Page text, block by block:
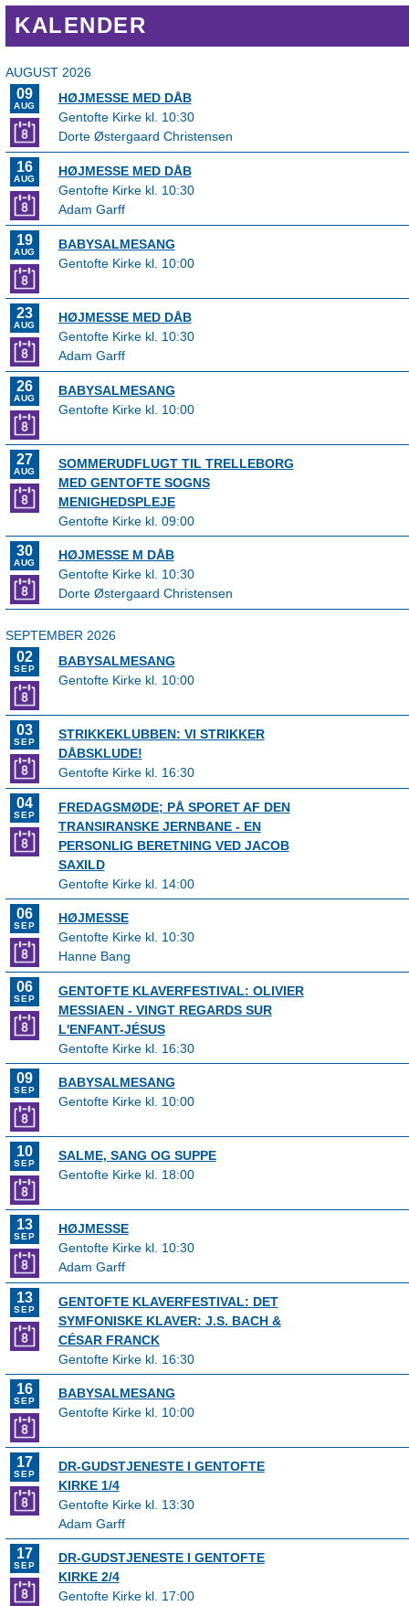
KALENDER
AUGUST 2026
09
AUG
HØJMESSE MED DÅB
Gentofte Kirke kl. 10:30
Dorte Østergaard Christensen
16
AUG
HØJMESSE MED DÅB
Gentofte Kirke kl. 10:30
Adam Garff
19
AUG
BABYSALMESANG
Gentofte Kirke kl. 10:00
23
AUG
HØJMESSE MED DÅB
Gentofte Kirke kl. 10:30
Adam Garff
26
AUG
BABYSALMESANG
Gentofte Kirke kl. 10:00
27
AUG
SOMMERUDFLUGT TIL TRELLEBORG
MED GENTOFTE SOGNS
MENIGHEDSPLEJE
Gentofte Kirke kl. 09:00
30
AUG
HØJMESSE M DÅB
Gentofte Kirke kl. 10:30
Dorte Østergaard Christensen
SEPTEMBER 2026
02
SEP
BABYSALMESANG
Gentofte Kirke kl. 10:00
03
SEP
STRIKKEKLUBBEN: VI STRIKKER
DÅBSKLUDE!
Gentofte Kirke kl. 16:30
04
SEP
FREDAGSMØDE; PÅ SPORET AF DEN
TRANSIRANSKE JERNBANE - EN
PERSONLIG BERETNING VED JACOB
SAXILD
Gentofte Kirke kl. 14:00
06
SEP
HØJMESSE
Gentofte Kirke kl. 10:30
Hanne Bang
06
SEP
GENTOFTE KLAVERFESTIVAL: OLIVIER
MESSIAEN - VINGT REGARDS SUR
L'ENFANT-JÉSUS
Gentofte Kirke kl. 16:30
09
SEP
BABYSALMESANG
Gentofte Kirke kl. 10:00
10
SEP
SALME, SANG OG SUPPE
Gentofte Kirke kl. 18:00
13
SEP
HØJMESSE
Gentofte Kirke kl. 10:30
Adam Garff
13
SEP
GENTOFTE KLAVERFESTIVAL: DET
SYMFONISKE KLAVER: J.S. BACH &
CÉSAR FRANCK
Gentofte Kirke kl. 16:30
16
SEP
BABYSALMESANG
Gentofte Kirke kl. 10:00
17
SEP
DR-GUDSTJENESTE I GENTOFTE
KIRKE 1/4
Gentofte Kirke kl. 13:30
Adam Garff
17
SEP
DR-GUDSTJENESTE I GENTOFTE
KIRKE 2/4
Gentofte Kirke kl. 17:00